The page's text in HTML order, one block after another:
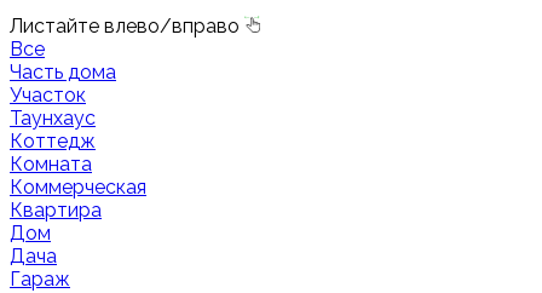
Листайте влево/вправо
Все
Часть дома
Участок
Таунхаус
Коттедж
Комната
Коммерческая
Квартира
Дом
Дача
Гараж